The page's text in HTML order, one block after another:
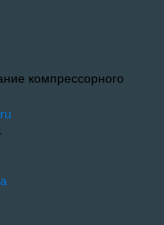
компрессорного